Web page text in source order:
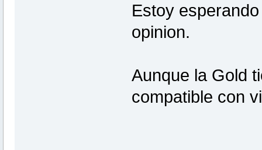
Estoy
opinion.
Aunque la Gold
compatible con